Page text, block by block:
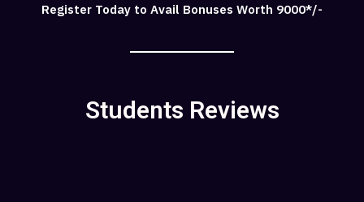
Register Today to Avail Bonuses Worth 9000*/-
Students Reviews